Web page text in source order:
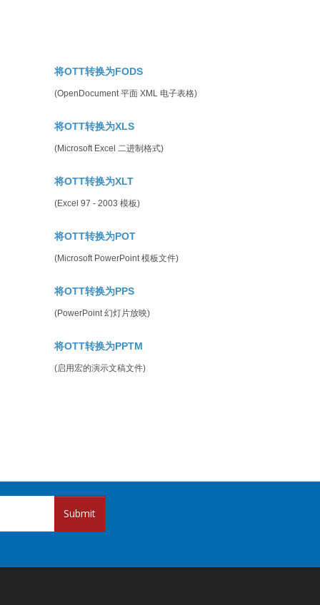
将OTT转换为FODS
(OpenDocument 平面 XML 电子表格)
将OTT转换为XLS
(Microsoft Excel 二进制格式)
将OTT转换为XLT
(Excel 97 - 2003 模板)
将OTT转换为POT
(Microsoft PowerPoint 模板文件)
将OTT转换为PPS
(PowerPoint 幻灯片放映)
将OTT转换为PPTM
(启用宏的演示文稿文件)
Submit